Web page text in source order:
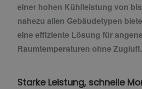
einer hohen Kühlleistung von bis
nahezu allen Gebäudetypen
eine effiziente Lösung für
Raumtemperaturen ohne Zugluft.
Starke Leistung, schnelle